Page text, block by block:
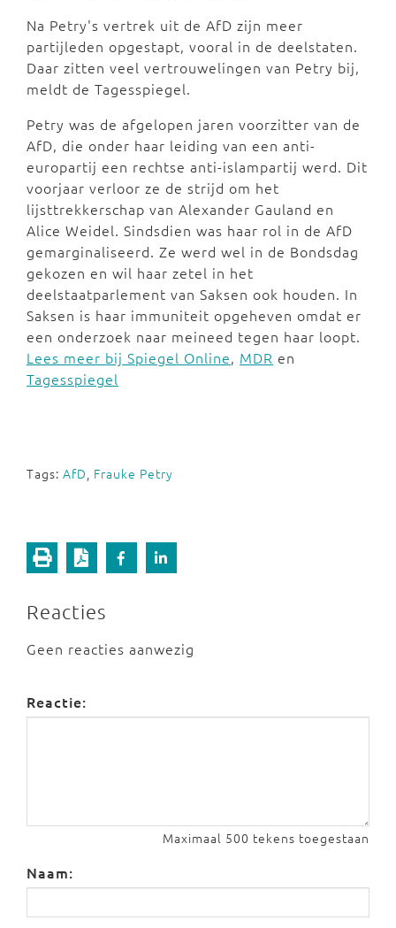
Na Petry's vertrek uit de AfD zijn meer
partijleden opgestapt, vooral in de deelstaten.
Daar zitten veel vertrouwelingen van Petry bij,
meldt de Tagesspiegel.
Petry was de afgelopen jaren voorzitter van de
AfD, die onder haar leiding van een anti-
europartij een rechtse anti-islampartij werd. Dit
voorjaar verloor ze de strijd om het
lijsttrekkerschap van Alexander Gauland en
Alice Weidel. Sindsdien was haar rol in de AfD
gemarginaliseerd. Ze werd wel in de Bondsdag
gekozen en wil haar zetel in het
deelstaatparlement van Saksen ook houden. In
Saksen is haar immuniteit opgeheven omdat er
een onderzoek naar meineed tegen haar loopt.
Lees meer bij Spiegel Online, MDR en
Tagesspiegel
Tags: AfD, Frauke Petry
Reacties
Geen reacties aanwezig
Reactie:
Maximaal 500 tekens toegestaan
Naam: